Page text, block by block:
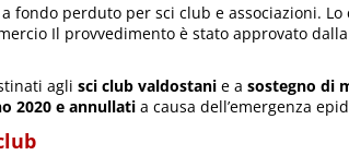
fondo perduto per sci club e associazioni. Lo
Il provvedimento è stato approvato
agli sci club valdostani e a sostegno di
2020 e annullati a causa dell’emergenza